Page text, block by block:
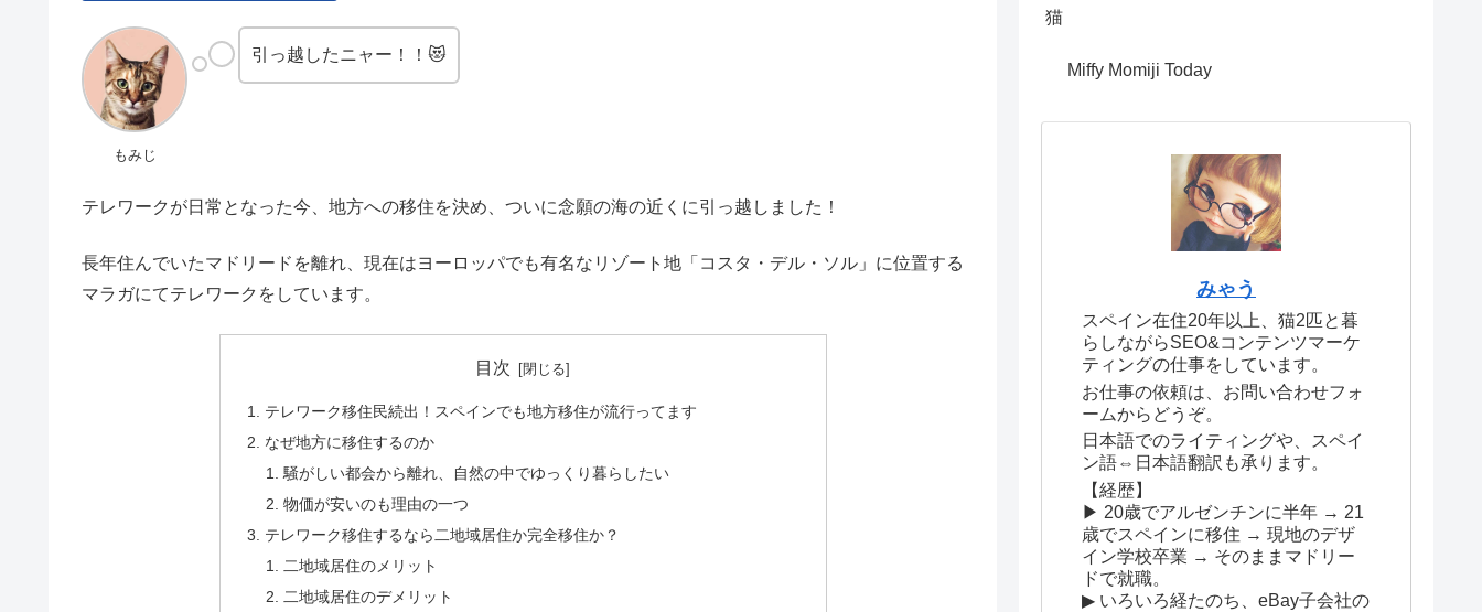
もみじ
引っ越したニャー！！😻
テレワークが日常となった今、地方への移住を決め、ついに念願の海の近くに引っ越しました！
長年住んでいたマドリードを離れ、現在はヨーロッパでも有名なリゾート地「コスタ・デル・ソル」に位置する
マラガにてテレワークをしています。
目次
テレワーク移住民続出！スペインでも地方移住が流行ってます
なぜ地方に移住するのか
騒がしい都会から離れ、自然の中でゆっくり暮らしたい
物価が安いのも理由の一つ
テレワーク移住するなら二地域居住か完全移住か？
二地域居住のメリット
二地域居住のデメリット
猫
Miffy Momiji Today
みゃう
スペイン在住20年以上、猫2匹と暮
らしながらSEO&コンテンツマーケ
ティングの仕事をしています。
お仕事の依頼は、お問い合わせフォ
ームからどうぞ。
日本語でのライティングや、スペイ
ン語⇔日本語翻訳も承ります。
【経歴】
▶ 20歳でアルゼンチンに半年 → 21
歳でスペインに移住 → 現地のデザ
イン学校卒業 → そのままマドリー
ドで就職。
▶ いろいろ経たのち、eBay子会社の